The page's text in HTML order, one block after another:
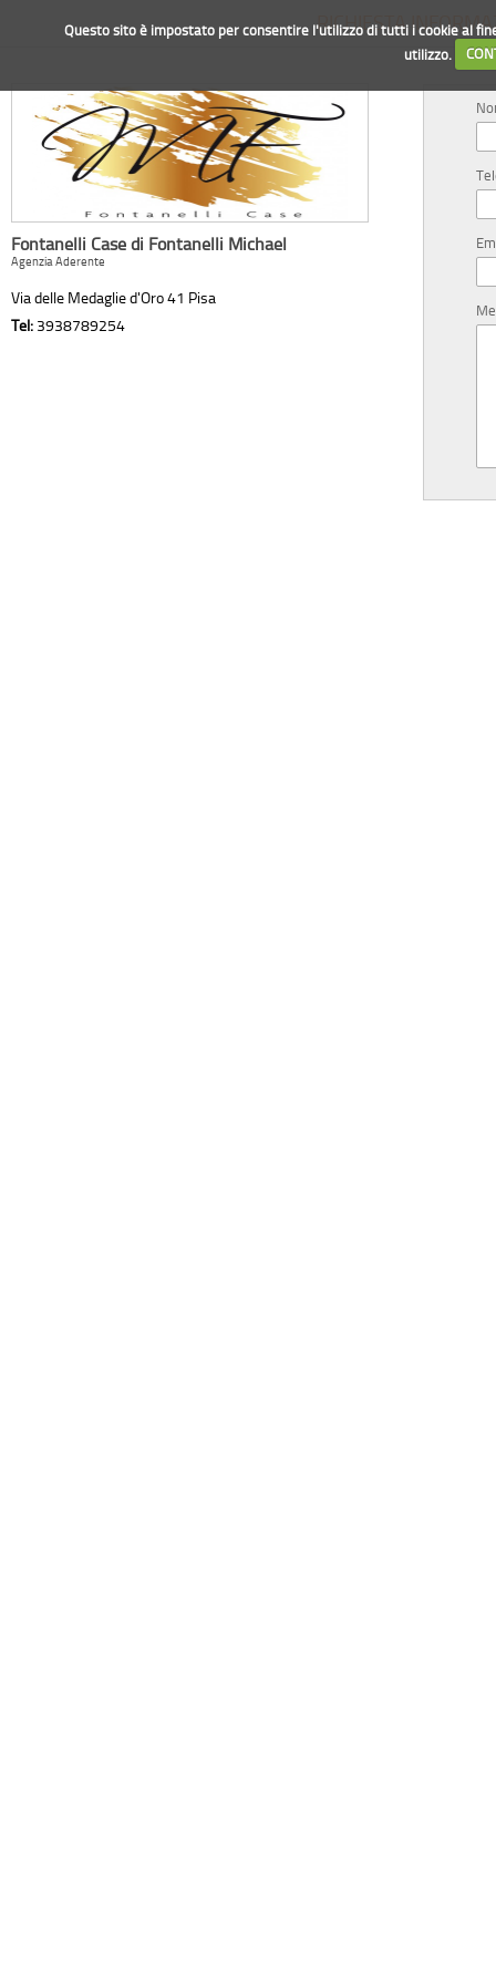
Questo sito è impostato per consentire l'utilizzo di tutti i cookie al
utilizzo.
RICHIESTA
Fontanelli Case di Fontanelli Michael
Agenzia Aderente
via delle Medaglie d'Oro 41 Pisa
Tel:3938789254